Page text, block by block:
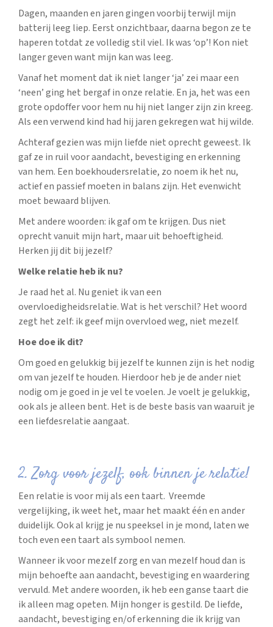
Dagen, maanden en jaren gingen voorbij terwijl mijn
batterij leeg liep. Eerst onzichtbaar, daarna begon ze te
haperen totdat ze volledig stil viel. Ik was ‘op’! Kon niet
langer geven want mijn kan was leeg.
Vanaf het moment dat ik niet langer ‘ja’ zei maar een
‘neen’ ging het bergaf in onze relatie. En ja, het was een
grote opdoffer voor hem nu hij niet langer zijn zin kreeg.
Als een verwend kind had hij jaren gekregen wat hij wilde.
Achteraf gezien was mijn liefde niet oprecht geweest. Ik
gaf ze in ruil voor aandacht, bevestiging en erkenning
van hem. Een boekhoudersrelatie, zo noem ik het nu,
actief en passief moeten in balans zijn. Het evenwicht
moet bewaard blijven.
Met andere woorden: ik gaf om te krijgen. Dus niet
oprecht vanuit mijn hart, maar uit behoeftigheid.
Herken jij dit bij jezelf?
Welke relatie heb ik nu?
Je raad het al. Nu geniet ik van een
overvloedigheidsrelatie. Wat is het verschil? Het woord
zegt het zelf: ik geef mijn overvloed weg, niet mezelf.
Hoe doe ik dit?
Om goed en gelukkig bij jezelf te kunnen zijn is het nodig
om van jezelf te houden. Hierdoor heb je de ander niet
nodig om je goed in je vel te voelen. Je voelt je gelukkig,
ook als je alleen bent. Het is de beste basis van waaruit je
een liefdesrelatie aangaat.
2. Zorg voor jezelf, ook binnen je relatie!
Een relatie is voor mij als een taart. Vreemde
vergelijking, ik weet het, maar het maakt één en ander
duidelijk. Ook al krijg je nu speeksel in je mond, laten we
toch even een taart als symbool nemen.
Wanneer ik voor mezelf zorg en van mezelf houd dan is
mijn behoefte aan aandacht, bevestiging en waardering
vervuld. Met andere woorden, ik heb een ganse taart die
ik alleen mag opeten. Mijn honger is gestild. De liefde,
aandacht, bevestiging en/of erkenning die ik krijg van